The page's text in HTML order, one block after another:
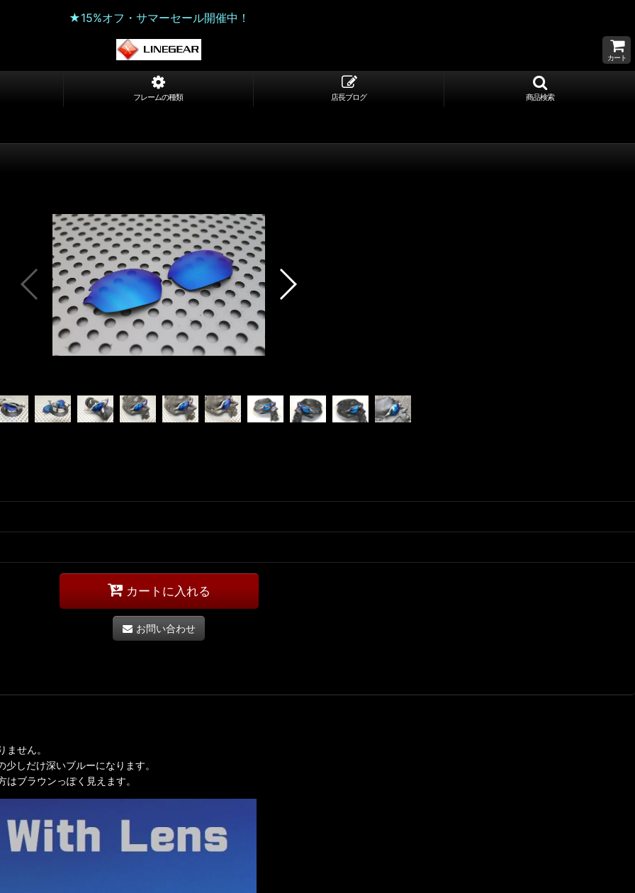
★15%オフ・サマーセール開催中！
カート
フレームの種類 店長ブログ 商品検索
カートに入れる
お問い合わせ
せん。
しだけ深いブルーになります。
ブラウンっぽく見えます。